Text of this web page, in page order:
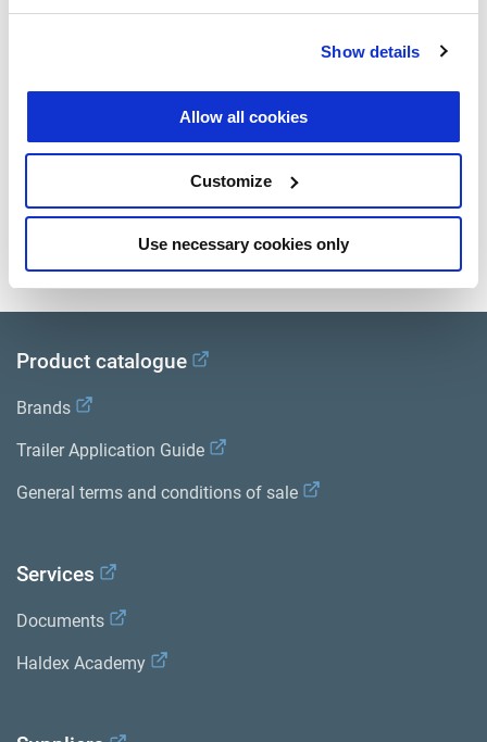
Show details
Allow all cookies
Customize
Use necessary cookies only
bocas (mm) 5x 8
peso (kg) 0
Vea todas las publicaciones relacionadas en nuestra
Biblioteca bibliográfica de productos.
Product catalogue
Brands
Trailer Application Guide
General terms and conditions of sale
Services
Documents
Haldex Academy